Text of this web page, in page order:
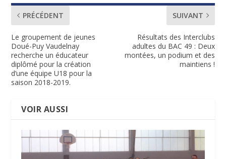
PRÉCÉDENT
Le groupement de jeunes
Doué-Puy Vaudelnay
recherche un éducateur
diplômé pour la création
d’une équipe U18 pour la
saison 2018-2019.
SUIVANT
Résultats des Interclubs
adultes du BAC 49 : Deux
montées, un podium et des
maintiens !
VOIR AUSSI